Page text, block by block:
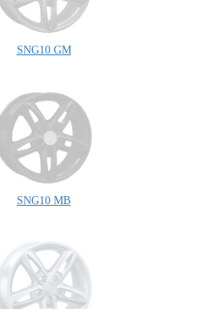
SNG10 GM
SNG10 MB